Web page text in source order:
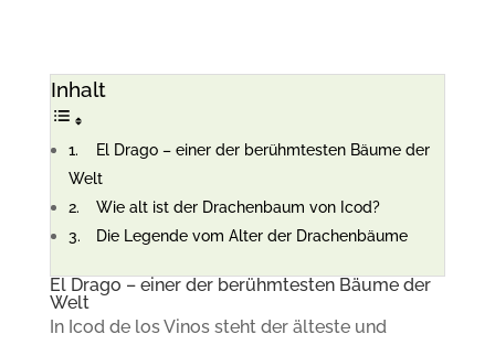
Inhalt
El Drago – einer der berühmtesten Bäume der
Welt
Wie alt ist der Drachenbaum von Icod?
Die Legende vom Alter der Drachenbäume
El Drago – einer der berühmtesten Bäume der
Welt
In Icod de los Vinos steht der älteste und